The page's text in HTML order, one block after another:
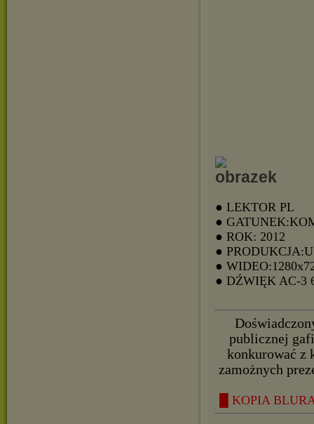
● LEKTOR PL
●
● ROK: 2012
●
●
● DŹWIĘK AC-3
publicznej
konkurować z
zamożnych
█ KOPIA